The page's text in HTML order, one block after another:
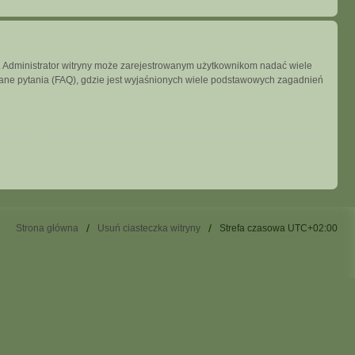
witryny może zarejestrowanym użytkownikom nadać wiele
pytania (FAQ), gdzie jest wyjaśnionych wiele podstawowych zagadnień
Strona główna Usuń ciasteczka witryny Strefa czasowa UTC+02:00